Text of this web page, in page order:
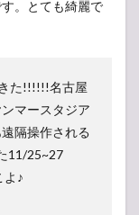
。とても綺麗で
た!!!!!!名古屋
マースタジア
隔操作される
11/25~27
よ♪